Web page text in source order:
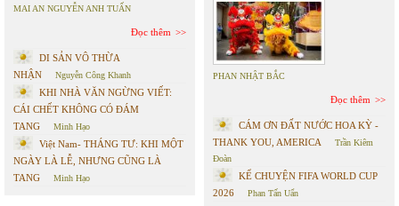
MAI AN NGUYỄN ANH TUẤN
Đọc thêm
DI SẢN VÔ THỪA
NHẬN
Nguyễn Công Khanh
KHI NHÀ VĂN NGỪNG VIẾT:
CÁI CHẾT KHÔNG CÓ ĐÁM
TANG
Minh Hạo
Việt Nam- THÁNG TƯ: KHI MỘT
NGÀY LÀ LỄ, NHƯNG CŨNG LÀ
TANG
Minh Hạo
PHAN NHẬT BẮC
Đọc thêm
CÁM ƠN ĐẤT NƯỚC HOA KỲ -
THANK YOU, AMERICA
Trần Kiêm
Đoàn
KỂ CHUYỆN FIFA WORLD CUP
2026
Phan Tấn Uẩn